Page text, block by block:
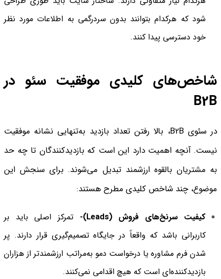
شود که هرکدام بتوانند بدون سردرگمی به اطلاعات مورد نظر
خود دسترسی پیدا کنند.
شاخص‌های کلیدی موفقیت سئو در
B2B
در سئوی B2B، بالا رفتن تعداد بازدید به‌تنهایی نشانه موفقیت
نیست. آنچه اهمیت دارد این است که بازدیدکنندگان تا چه حد
به مشتریان بالقوه ارزشمند تبدیل می‌شوند. برای سنجش این
موضوع، چند شاخص کلیدی مطرح هستند:
کیفیت سرنخ‌های فروش (Leads)-
تمرکز اصلی باید بر
کاربرانی باشد که واقعاً در جایگاه تصمیم‌گیری قرار دارند. پر
شدن فرم مشاوره یا درخواست دمو به‌مراتب ارزشمندتر از هزاران
بازدیدکننده‌ای است که هیچ اقدامی نمی‌کنند.